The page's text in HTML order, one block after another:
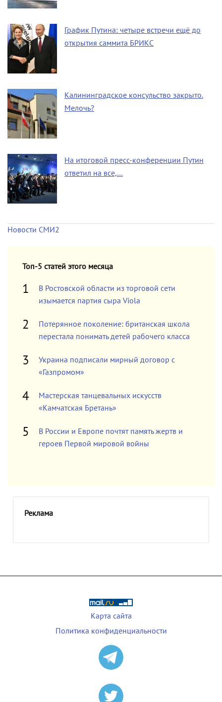
График Путина: четыре встречи ещё до
открытия саммита БРИКС
Калининградское консульство закрыто.
Мелочь?
На итоговой пресс-конференции Путин
ответил на все,…
Новости СМИ2
Топ-5 статей этого месяца
В Ростовской области из торговой сети
изымается партия сыра Viola
Потерянное поколение: британская школа
перестала понимать детей рабочего класса
Украина подписали мирный договор с
«Газпромом»
Мастерская танцевальных искусств
«Камчатская Бретань»
В России и Европе почтят память жертв и
героев Первой мировой войны
Реклама
Карта сайта
Политика конфиденциальности